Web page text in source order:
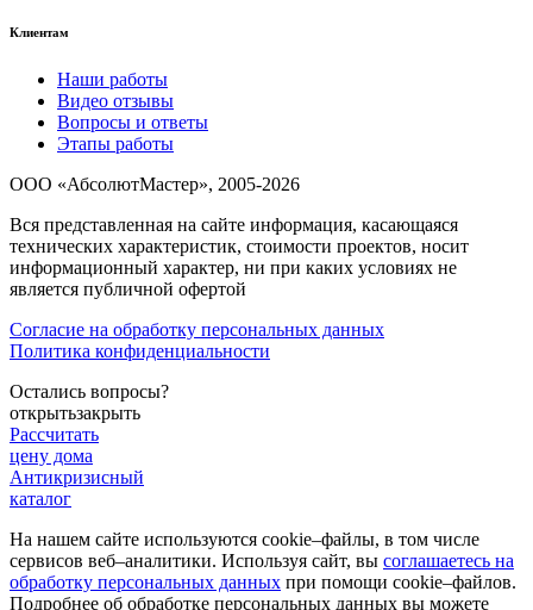
Клиентам
Наши работы
Видео отзывы
Вопросы и ответы
Этапы работы
ООО «АбсолютМастер», 2005-2026
Вся представленная на сайте информация, касающаяся
технических характеристик, стоимости проектов, носит
информационный характер, ни при каких условиях не
является публичной офертой
Согласие на обработку персональных данных
Политика конфиденциальности
Остались вопросы?
открытьзакрыть
Рассчитать
цену дома
Антикризисный
каталог
На нашем сайте используются cookie–файлы, в том числе
сервисов веб–аналитики. Используя сайт, вы соглашаетесь на
обработку персональных данных при помощи cookie–файлов.
Подробнее об обработке персональных данных вы можете